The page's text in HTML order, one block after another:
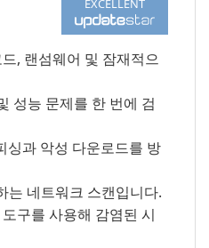
, 랜섬웨어 및 잠재적으
성능 문제를 한 번에 검
싱과 악성 다운로드를 방
는 네트워크 스캔입니다.
구를 사용해 감염된 시